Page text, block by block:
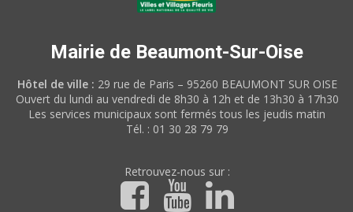
Mairie de Beaumont-Sur-Oise
Hôtel de ville : 29 rue de Paris – 95260 BEAUMONT SUR OISE
Ouvert du lundi au vendredi de 8h30 à 12h et de 13h30 à 17h30
Les services municipaux sont fermés tous les jeudis matin
Tél. : 01 30 28 79 79
Retrouvez-nous sur :